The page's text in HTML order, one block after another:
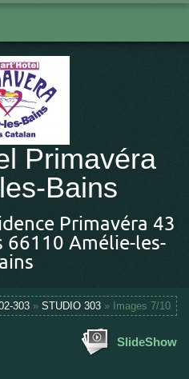
Primavéra
Bains
Primavéra 43
66110 Amélie-les-
303 » STUDIO 303 » Images 7/10
SlideShow